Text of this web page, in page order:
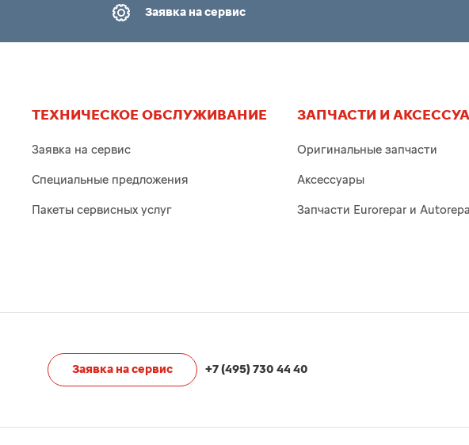
Заявка на сервис
ТЕХНИЧЕСКОЕ ОБСЛУЖИВАНИЕ
Заявка на сервис
Специальные предложения
Пакеты сервисных услуг
ЗАПЧАСТИ И
Оригинальные запчасти
Аксессуары
Запчасти Eurorepar и
+7 (495) 730 44 40
Заявка на сервис